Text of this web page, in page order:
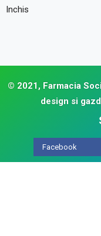
Inchis
© 2021, Farmacia
design si
Facebook